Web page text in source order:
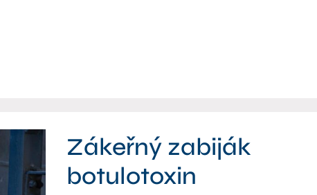
Zákeřný zabiják
botulotoxin